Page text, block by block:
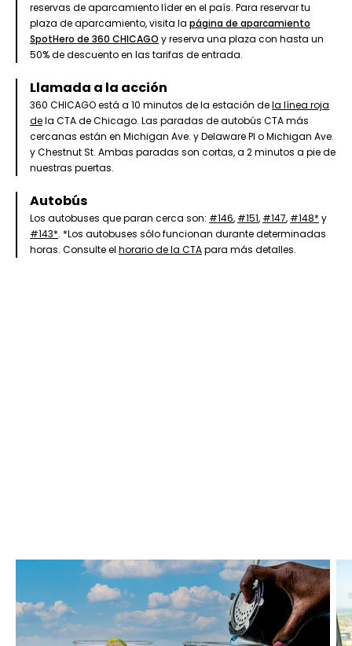
reservas de aparcamiento líder en el país. Para reservar tu
plaza de aparcamiento, visita la página de aparcamiento
SpotHero de 360 CHICAGO y reserva una plaza con hasta un
50% de descuento en las tarifas de entrada.
Llamada a la acción
360 CHICAGO está a 10 minutos de la estación dela línea roja
dela CTA de Chicago. Las paradas de autobús CTA más
cercanas están en Michigan Ave. y Delaware Pl o Michigan Ave.
y Chestnut St. Ambas paradas son cortas, a 2 minutos a pie de
nuestras puertas.
Autobús
Los autobuses que paran cerca son: #146, #151, #147, #148* y
#143*. *Los autobuses sólo funcionan durante determinadas
horas. Consulte el horario de la CTApara más detalles.